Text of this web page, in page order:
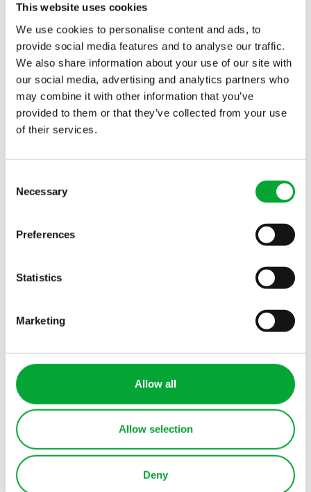
This website uses cookies
We use cookies to personalise content and ads, to
provide social media features and to analyse our traffic.
We also share information about your use of our site with
our social media, advertising and analytics partners who
may combine it with other information that you’ve
provided to them or that they’ve collected from your use
of their services.
Selection
Necessary
Preferences
Statistics
Marketing
Allow all
Allow selection
Deny
CAMPOS DE APLICACIÓN
Tecnología de
refrigeración
Red de calefacción
urbana
de rociadores
INDUSTRIAS
Cooling technology for
data center providers
Infraestructura
SERVICIO
Ayudas a la
Póngase en contacto
con nosotros
Todos los servicios
Preguntas
PRODUCTOS
AQUATHERM BLACK
AQUATHERM BLUE
Orsolina28, Italia